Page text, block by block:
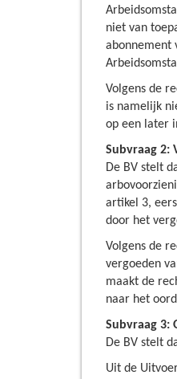
niet van
abonnement
Volgens de
is namelijk
op een later
Subvraag 2:
De BV stelt
artikel 3,
door het
Volgens de
vergoeden
maakt de
naar het
Subvraag 3:
De BV stelt
Uit de